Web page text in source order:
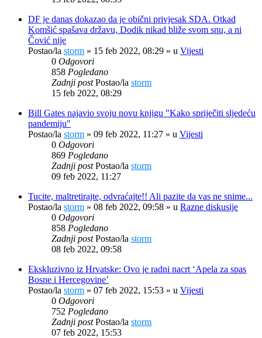
DF je danas dokazao da je obični privjesak SDA. Otkad
Komšić spašava državu, Dodik nikad bliže svom snu, a ni
Čović nije
Postao/la storm » 15 feb 2022, 08:29 » u Vijesti
0 Odgovori
858 Pogledano
Zadnji postPostao/la storm
15 feb 2022, 08:29
Bill Gates najavio svoju novu knjigu "Kako spriječiti sljedeću
pandemiju"
Postao/la storm » 09 feb 2022, 11:27 » u Vijesti
0 Odgovori
869 Pogledano
Zadnji postPostao/la storm
09 feb 2022, 11:27
Tucite, maltretirajte, odvraćajte!! Ali pazite da vas ne snime...
Postao/la storm » 08 feb 2022, 09:58 » u Razne diskusije
0 Odgovori
858 Pogledano
Zadnji postPostao/la storm
08 feb 2022, 09:58
Ekskluzivno iz Hrvatske: Ovo je radni nacrt ‘Apela za spas
Bosne i Hercegovine’
Postao/la storm » 07 feb 2022, 15:53 » u Vijesti
0 Odgovori
752 Pogledano
Zadnji postPostao/la storm
07 feb 2022, 15:53